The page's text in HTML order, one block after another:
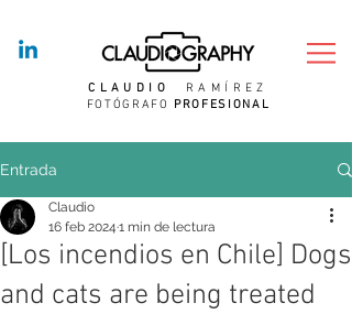
CLAUDIO
RAMÍREZ
FOTÓGRAFO PROFESIONAL
Entrada
[Los incendios en Chile] Dogs
and cats are being treated
Claudio
16 feb 2024 1 min de lectura